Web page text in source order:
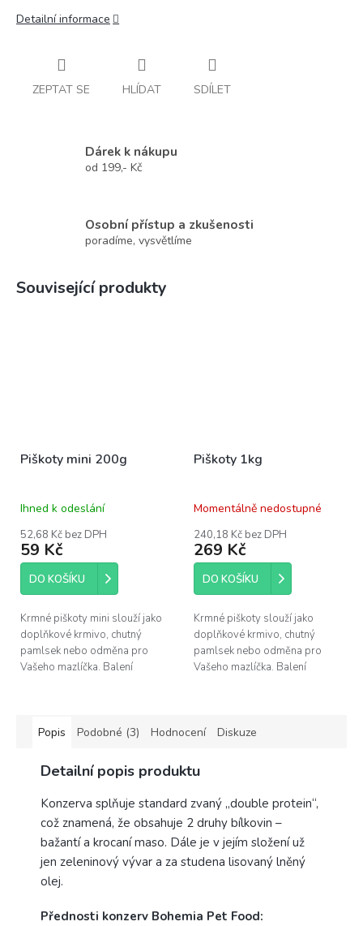
Detailní informace
ZEPTAT SE HLÍDAT SDÍLET
Dárek k nákupu
od 199,- Kč
Osobní přístup a zkušenosti
poradíme, vysvětlíme
Související produkty
Piškoty mini 200g
Ihned k odeslání
52,68 Kč bez DPH
59 Kč
DO KOŠÍKU
Krmné piškoty mini slouží jako
doplňkové krmivo, chutný
pamlsek nebo odměna pro
Vašeho mazlíčka. Balení
Piškoty 1kg
Momentálně nedostupné
240,18 Kč bez DPH
269 Kč
DO KOŠÍKU
Krmné piškoty slouží jako
doplňkové krmivo, chutný
pamlsek nebo odměna pro
Vašeho mazlíčka. Balení
Popis Podobné (3) Hodnocení Diskuze
Detailní popis produktu
Konzerva splňuje standard zvaný „double protein“,
což znamená, že obsahuje 2 druhy bílkovin –
bažantí a krocaní maso. Dále je v jejím složení už
jen zeleninový vývar a za studena lisovaný lněný
olej.
Přednosti konzerv Bohemia Pet Food: